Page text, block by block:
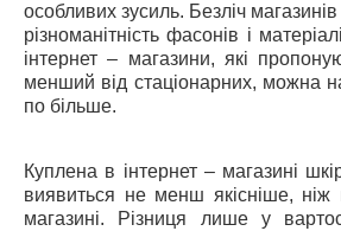
особливих зусиль. Безліч
різноманітність фасонів і
інтернет – магазини, які
менший від стаціонарних, можна
по більше.
Куплена в інтернет – магазині
виявиться не менш якісніше,
магазині. Різниця лише у